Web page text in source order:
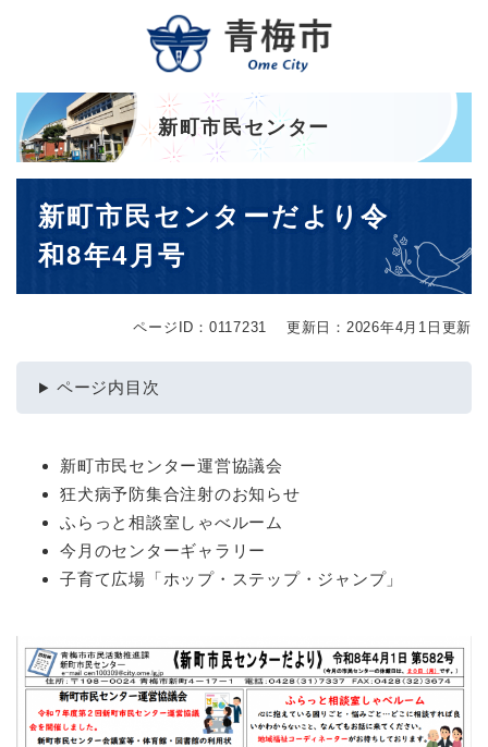
メニューを飛ばして本文へ
新町市民センター
新町市民センターだより令
和8年4月号
ページID：0117231 更新日：2026年4月1日更新
ページ内目次
新町市民センター運営協議会
狂犬病予防集合注射のお知らせ
ふらっと相談室しゃべルーム
今月のセンターギャラリー
子育て広場「ホップ・ステップ・ジャンプ」